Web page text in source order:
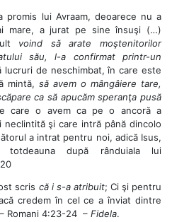
promis lui Avraam, deoarece nu a
mare, a jurat pe sine însuşi (…)
voind să arate moştenitorilor
său, l-a confirmat printr-un
lucruri de neschimbat, în care este
mintă, să avem o mângâiere tare,
ca să apucăm speranţa pusă
care o avem ca pe o ancoră a
şi care intră până dincolo
a intrat pentru noi, adică Isus,
după rânduiala lui
scris că i s-a atribuit; Ci şi pentru
credem în cel ce a înviat dintre
Romani 4:23-24 – Fidela.